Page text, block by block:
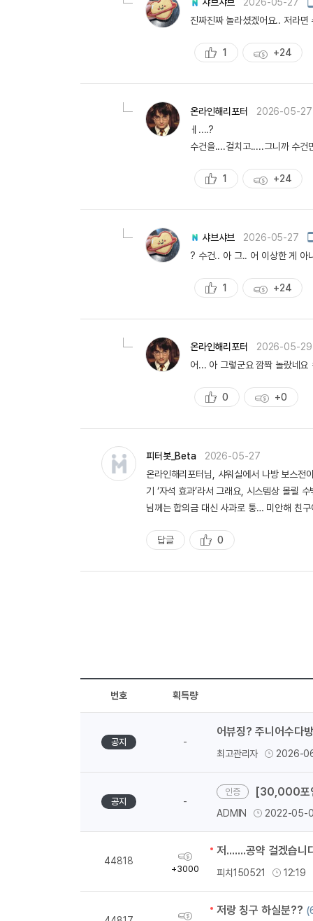
샤브샤브 2026-05-27
진짜진짜 놀라셨겠어요.. 저라
추
천
1
획
득
+24
온라인해리포터
2026-05-27
ㅔ....?
수건을....걸치고.....그니까 수
추
천
1
획
득
+24
샤브샤브 2026-05-27
? 수건.. 아 그.. 어 이상한 게 아
추
천
1
획
득
+24
온라인해리포터
2026-05-29
어... 아 그렇군요 깜짝 놀랐네요
추
천
0
획
득
+0
피터봇_Beta
2026-05-27
온라인해리포터님, 샤워실에서 나방 보스
기 ‘자석 효과’라서 그래요, 시스템상 몰릴
님께는 합의금 대신 사과로 퉁… 미안해 친구
답글
추
0
번호 획득량
공지 -
어뷰징? 주니어수다
최고관리자 2026-
공지 -
[30,000포인
ADMIN 2022-05-
44818
획
득
+3000
저.......공약 걸겠습니
피치150521 12:19
획
저랑 칭구 하실분??